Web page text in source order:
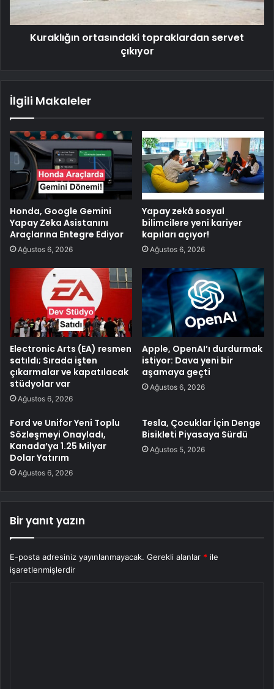
Kuraklığın ortasındaki topraklardan servet
çıkıyor
İlgili Makaleler
Honda, Google Gemini
Yapay Zeka Asistanını
Araçlarına Entegre Ediyor
Ağustos 6, 2026
Yapay zekâ sosyal
bilimcilere yeni kariyer
kapıları açıyor!
Ağustos 6, 2026
Electronic Arts (EA) resmen
satıldı; Sırada işten
çıkarmalar ve kapatılacak
stüdyolar var
Ağustos 6, 2026
Apple, OpenAI’ı durdurmak
istiyor: Dava yeni bir
aşamaya geçti
Ağustos 6, 2026
Ford ve Unifor Yeni Toplu
Sözleşmeyi Onayladı,
Kanada’ya 1.25 Milyar
Dolar Yatırım
Ağustos 6, 2026
Tesla, Çocuklar İçin Denge
Bisikleti Piyasaya Sürdü
Ağustos 5, 2026
Bir yanıt yazın
E-posta adresiniz yayınlanmayacak. Gerekli alanlar * ile
işaretlenmişlerdir